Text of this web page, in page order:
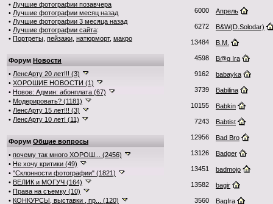
• Лучшие фотографии позавчера
• Лучшие фотографии месяц назад
• Лучшие фотографии 3 месяца назад
• Лучшие фотографии сайта:
• Портреты пейзажи натюрморт, макро
Форум Новости
• ЛенсАрту 20 лет!!! (3)
• ХОРОШИЕ НОВОСТИ (1)
• Новое: Админ: абонплата (67)
• Модерировать? (1181)
• ЛенсАрту 15 лет!!! (3)
• ЛенсАрту 10 лет! (11)
Форум Общие вопросы
• почему так много ХОРОШ... (2456)
• Не хочу критики (49)
• "Склонности фотографии" (1821)
• ВЕЛИК и МОГУЧ (164)
• Права на съемку (10)
• КОНКУРСЫ, выставки , пр... (120)
6000 Aпрель
6272 B&W(D.Solodar)
13484 B.M.
4598 B@g Ira
9162 babayka
3739 Babilina
10155 Babkin
7243 Babtist
12956 Bad Bro
13126 Badger
13451 badmojo
13582 bagir
3560 BagIra